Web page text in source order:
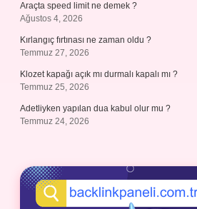
Araçta speed limit ne demek ?
Ağustos 4, 2026
Kırlangıç fırtınası ne zaman oldu ?
Temmuz 27, 2026
Klozet kapağı açık mı durmalı kapalı mı ?
Temmuz 25, 2026
Adetliyken yapılan dua kabul olur mu ?
Temmuz 24, 2026